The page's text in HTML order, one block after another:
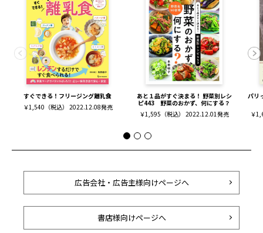
すぐできる！フリージング離乳食
￥1,540（税込） 2022.12.08発売
あと１品がすぐ決まる！ 野菜別レシ
ピ443 野菜のおかず、何にする？
￥1,595（税込） 2022.12.01発売
パリ
￥
広告会社・広告主様向けページへ
書店様向けページへ